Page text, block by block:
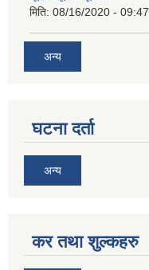
मिति: 08/16/2020 - 09:47
अन्य
घटना दर्ता
अन्य
कर तथा शुल्कहरु